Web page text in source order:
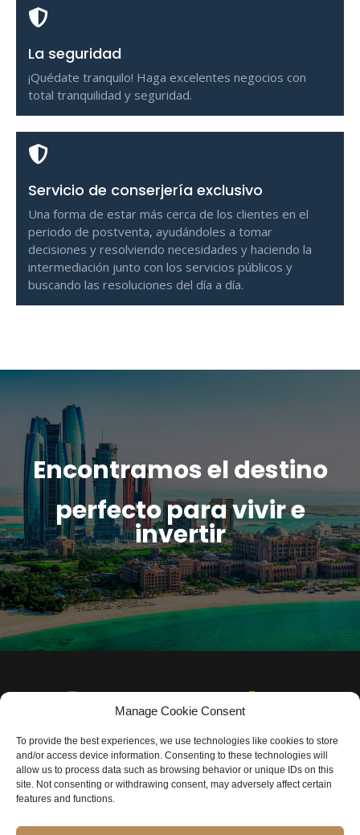
Manage Cookie Consent
To provide the best experiences, we use technologies like cookies to store
and/or access device information. Consenting to these technologies will
allow us to process data such as browsing behavior or unique IDs on this
site. Not consenting or withdrawing consent, may adversely affect certain
features and functions.
La seguridad
¡Quédate tranquilo! Haga excelentes negocios con
total tranquilidad y seguridad.
Servicio de conserjería exclusivo
Una forma de estar más cerca de los clientes en el
periodo de postventa, ayudándoles a tomar
decisiones y resolviendo necesidades y haciendo la
intermediación junto con los servicios públicos y
buscando las resoluciones del día a día.
Encontramos el destino
perfecto para vivir e
invertir
RESERVADOS.